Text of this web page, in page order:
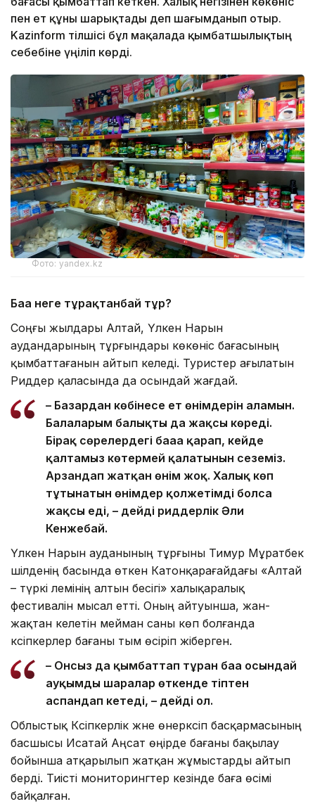
пен ет құны шарықтады деп шағымданып отыр.
Kazinform тілшісі бұл мақалада қымбатшылықтың
себебіне үңіліп көрді.
Фото: yandex.kz
Баға неге тұрақтанбай тұр?
Соңғы жылдары Алтай, Үлкен Нарын
аудандарының тұрғындары көкөніс бағасының
қымбаттағанын айтып келеді. Туристер ағылатын
Риддер қаласында да осындай жағдай.
– Базардан көбінесе ет өнімдерін аламын.
Балаларым балықты да жақсы көреді.
Бірақ сөрелердегі бағаға қарап, кейде
қалтамыз көтермей қалатынын сеземіз.
Арзандап жатқан өнім жоқ. Халық көп
тұтынатын өнімдер қолжетімді болса
жақсы еді, – дейді риддерлік Әли
Кенжебай.
Үлкен Нарын ауданының тұрғыны Тимур Мұратбек
шілденің басында өткен Катонқарағайдағы «Алтай
– түркі әлемінің алтын бесігі» халықаралық
фестивалін мысал етті. Оның айтуынша, жан-
жақтан келетін мейман саны көп болғанда
кәсіпкерлер бағаны тым өсіріп жіберген.
– Онсыз да қымбаттап тұрған баға осындай
ауқымды шаралар өткенде тіптен
аспандап кетеді, – дейді ол.
Облыстық Кәсіпкерлік және өнеркәсіп басқармасының
басшысы Исатай Аңсат өңірде бағаны бақылау
бойынша атқарылып жатқан жұмыстарды айтып
берді. Тиісті мониторингтер кезінде баға өсімі
байқалған.